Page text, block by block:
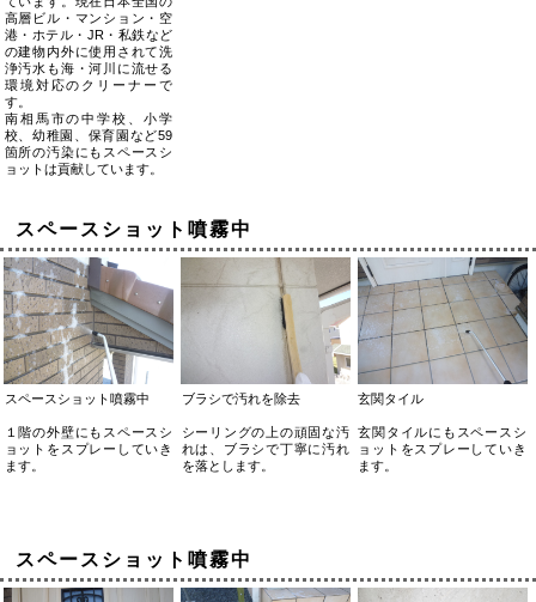
高層ビル・マンション・空
港・ホテル・JR・私鉄など
の建物内外に使用されて洗
浄汚水も海・河川に流せる
環境対応のクリーナーで
す。
南相馬市の中学校、小学
校、幼稚園、保育園など59
箇所の汚染にもスペースシ
ョットは貢献しています。
スペースショット噴霧中
スペースショット噴霧中
１階の外壁にもスペースシ
ョットをスプレーしていき
ます。
ブラシで汚れを除去
シーリングの上の頑固な汚
れは、ブラシで丁寧に汚れ
を落とします。
玄関タイル
玄関タイルにもスペースシ
ョットをスプレーしていき
ます。
スペースショット噴霧中